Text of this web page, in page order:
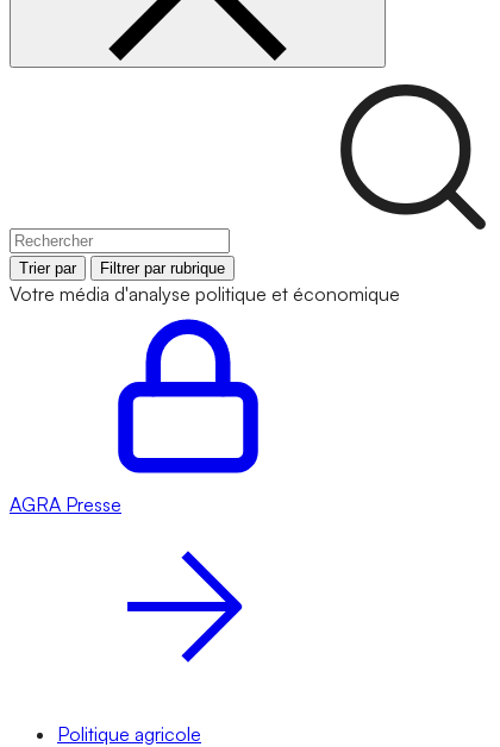
Trier par Filtrer par rubrique
Votre média d'analyse politique et économique
AGRA Presse
Politique agricole